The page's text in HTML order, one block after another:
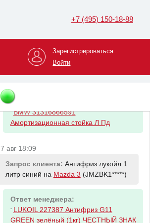
+7 (495) 150-18-88
Зарегистрироваться
Войти
7 авг 18:08
Запрос клиента:Левый на
(WBAJF1*****)
Ответ менеджера:
-BMW 31316866591
Амортизационная стойка Л Пд
7 авг 18:09
Запрос клиента: Антифриз лукойл 1
литр синий на Mazda 3 (JMZBK1*****)
Ответ менеджера:
- LUKOIL 227387 Антифриз G11
GREEN зелёный (1кг) ЧЕСТНЫЙ ЗНАК